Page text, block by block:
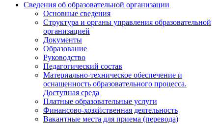
Сведения об образовательной организации
Основные сведения
Структура и органы управления образовательной
организацией
Документы
Образование
Руководство
Педагогический состав
Материально-техническое обеспечение и
оснащенность образовательного процесса.
Доступная среда
Платные образовательные услуги
Финансово-хозяйственная деятельность
Вакантные места для приема (перевода)